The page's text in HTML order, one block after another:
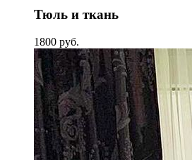
Тюль и ткань
1800 руб.